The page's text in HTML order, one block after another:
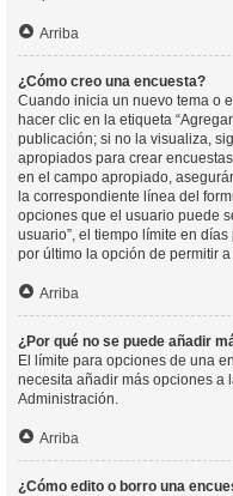
Arriba
¿Cómo creo una encuesta?
Cuando inicia un nuevo tema o
hacer clic en la etiqueta
publicación; si no la visualiza,
apropiados para crear
en el campo apropiado,
la correspondiente línea del
opciones que el usuario puede
usuario”, el tiempo límite en
por último la opción de permitir
Arriba
¿Por qué no se puede añadir
El límite para opciones de una
necesita añadir más opciones a
Administración.
Arriba
¿Cómo edito o borro una